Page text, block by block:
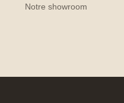
Notre showroom